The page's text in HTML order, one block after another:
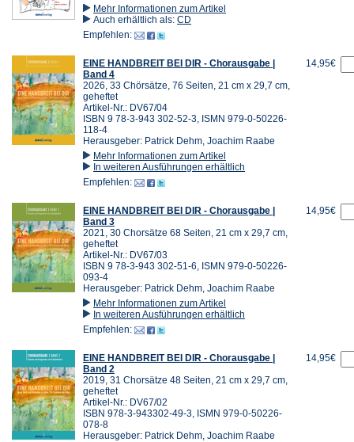
Mehr Informationen zum Artikel
Auch erhältlich als: CD
Empfehlen:
EINE HANDBREIT BEI DIR - Chorausgabe |
Band 4
2026, 33 Chörsätze, 76 Seiten, 21 cm x 29,7 cm,
geheftet
Artikel-Nr.: DV67/04
ISBN 9 78-3-943 302-52-3, ISMN 979-0-50226-
118-4
Herausgeber: Patrick Dehm, Joachim Raabe
Mehr Informationen zum Artikel
In weiteren Ausführungen erhältlich
Empfehlen:
14,95€
EINE HANDBREIT BEI DIR - Chorausgabe |
Band 3
2021, 30 Chorsätze 68 Seiten, 21 cm x 29,7 cm,
geheftet
Artikel-Nr.: DV67/03
ISBN 9 78-3-943 302-51-6, ISMN 979-0-50226-
093-4
Herausgeber: Patrick Dehm, Joachim Raabe
Mehr Informationen zum Artikel
In weiteren Ausführungen erhältlich
Empfehlen:
14,95€
EINE HANDBREIT BEI DIR - Chorausgabe |
Band 2
2019, 31 Chorsätze 48 Seiten, 21 cm x 29,7 cm,
geheftet
Artikel-Nr.: DV67/02
ISBN 978-3-943302-49-3, ISMN 979-0-50226-
078-8
Herausgeber: Patrick Dehm, Joachim Raabe
14,95€